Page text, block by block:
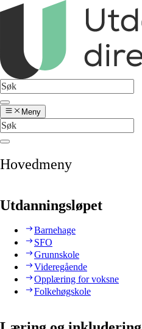
Meny
Hovedmeny
Utdanningsløpet
Barnehage
SFO
Grunnskole
Videregående
Opplæring for voksne
Folkehøgskole